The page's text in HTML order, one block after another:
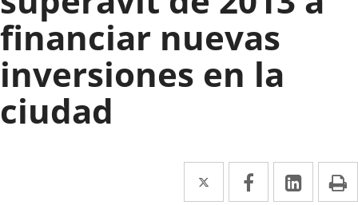
financiar nuevas
inversiones en la
ciudad
Twitter
Enlace Facebook
EnlaceEnlace